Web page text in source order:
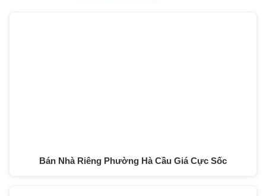
Bán Nhà Riêng Phường Hà Cầu Giá Cực Sốc